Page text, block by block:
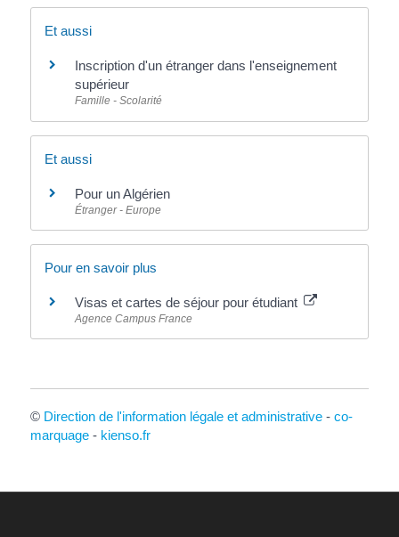
Et aussi
Inscription d'un étranger dans l'enseignement
supérieur
Famille - Scolarité
Et aussi
Pour un Algérien
Étranger - Europe
Pour en savoir plus
Visas et cartes de séjour pour étudiant
Agence Campus France
© Direction de l'information légale et administrative- co-
marquage- kienso.fr